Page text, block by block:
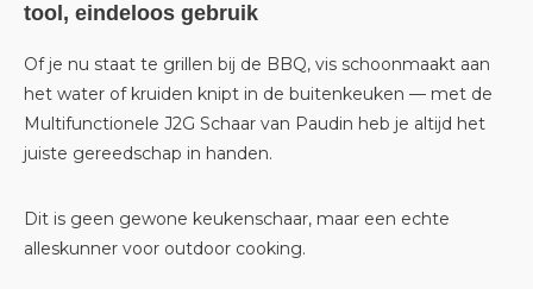
tool, eindeloos gebruik
Of je nu staat te grillen bij de BBQ, vis schoonmaakt aan
het water of kruiden knipt in de buitenkeuken — met de
Multifunctionele J2G Schaar van Paudin heb je altijd het
juiste gereedschap in handen.
Dit is geen gewone keukenschaar, maar een echte
alleskunner voor outdoor cooking.